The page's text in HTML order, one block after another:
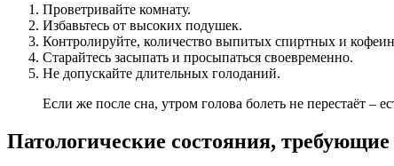
Проветривайте комнату.
Избавьтесь от высоких подушек.
Контролируйте, количество выпитых спиртных и
Старайтесь засыпать и просыпаться своевременно.
Не допускайте длительных голоданий.
Если же после сна, утром голова болеть не перестаёт –
Патологические состояния,